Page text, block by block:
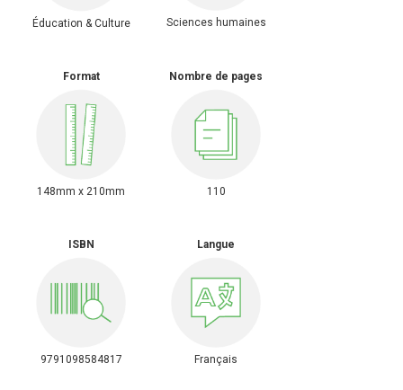
Éducation & Culture Sciences humaines
Format
148mm x 210mm
Nombre de pages
110
ISBN
9791098584817
Langue
Français